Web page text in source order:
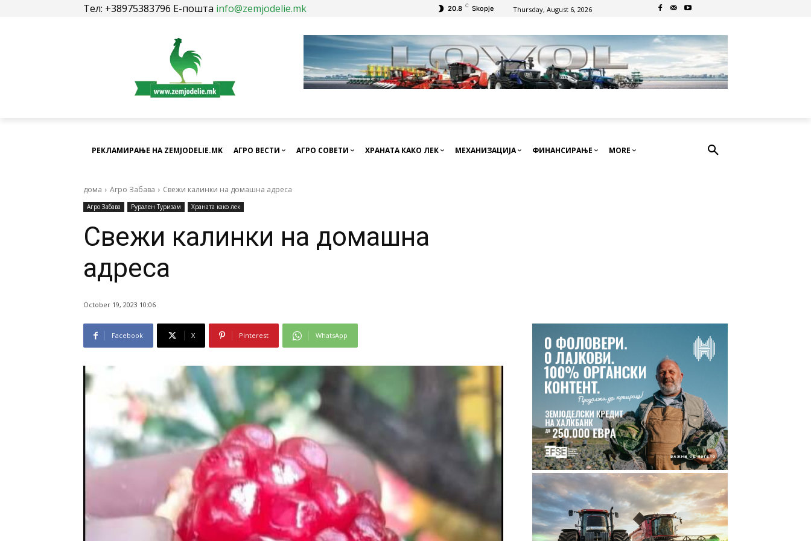
Тел: +38975383796 Е-пошта info@zemjodelie.mk 20.8 C Skopje Thursday, August 6, 2026
РЕКЛАМИРАЊЕ НА ZEMJODELIE.MK АГРО ВЕСТИ АГРО СОВЕТИ ХРАНАТА КАКО ЛЕК МЕХАНИЗАЦИЈА ФИНАНСИРАЊЕ MORE
дома Агро Забава Свежи калинки на домашна адреса
Агро Забава Рурален Туризам Храната како лек
Свежи калинки на домашна
адреса
October 19, 2023 10:06
Facebook X Pinterest WhatsApp